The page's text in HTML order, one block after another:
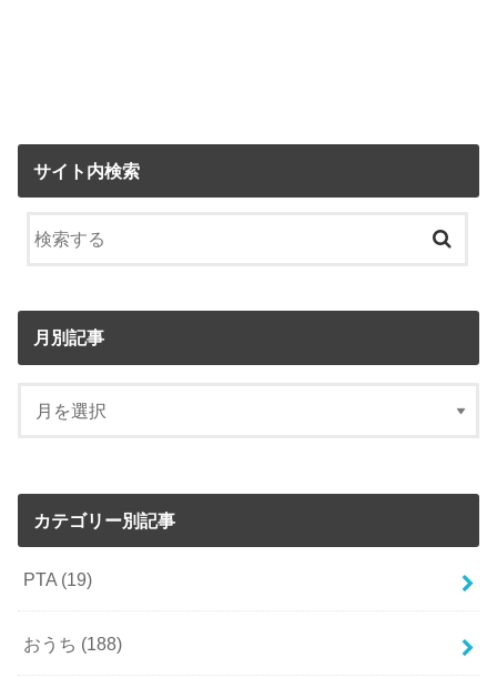
サイト内検索
月別記事
カテゴリー別記事
PTA (19)
おうち (188)